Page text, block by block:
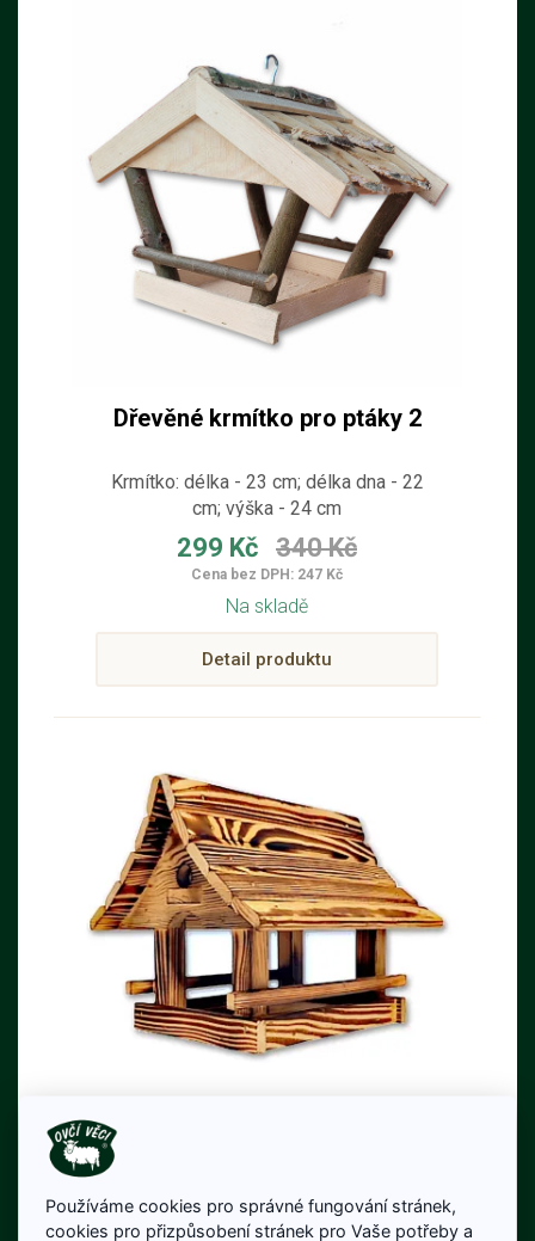
Dřevěné krmítko pro ptáky 2
Krmítko: délka - 23 cm; délka dna - 22
cm; výška - 24 cm
299 Kč 340 Kč
Cena bez DPH: 247 Kč
Na skladě
Detail produktu
Stylové dřevěné krmítko pro ptáky z
masivního opalovaného dřeva délka 30
Používáme cookies pro správné fungování stránek,
cookies pro přizpůsobení stránek pro Vaše potřeby a